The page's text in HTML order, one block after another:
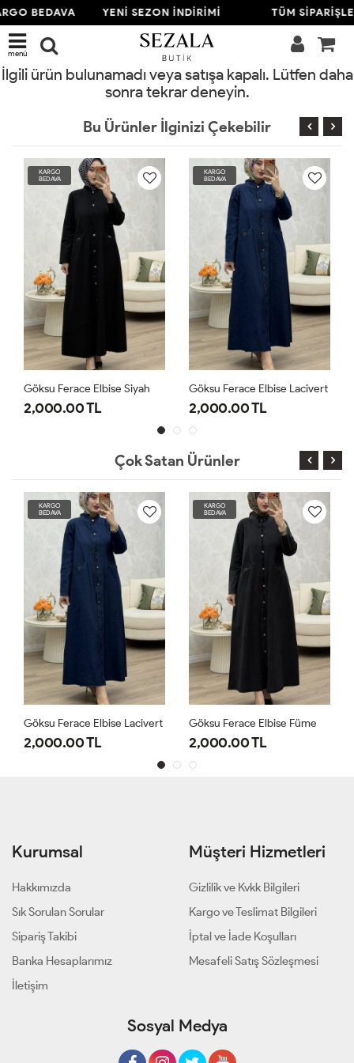
BEDAVA YENİ SEZON İNDİRİMİ TÜM
menü
İlgili ürün bulunamadı veya satışa kapalı. Lütfen daha
sonra tekrar deneyin.
Bu Ürünler İlginizi Çekebilir
KARGO
BEDAVA
Göksu Ferace Elbise Siyah
2,000.00 TL
KARGO
BEDAVA
Göksu Ferace Elbise Lacivert
2,000.00 TL
Çok Satan Ürünler
KARGO
BEDAVA
Göksu Ferace Elbise Lacivert
2,000.00 TL
KARGO
BEDAVA
Göksu Ferace Elbise Füme
2,000.00 TL
Kurumsal
Hakkımızda
Sık Sorulan Sorular
Sipariş Takibi
Banka Hesaplarımız
İletişim
Müşteri Hizmetleri
Gizlilik ve Kvkk Bilgileri
Kargo ve Teslimat Bilgileri
İptal ve İade Koşulları
Mesafeli Satış Sözleşmesi
Sosyal Medya